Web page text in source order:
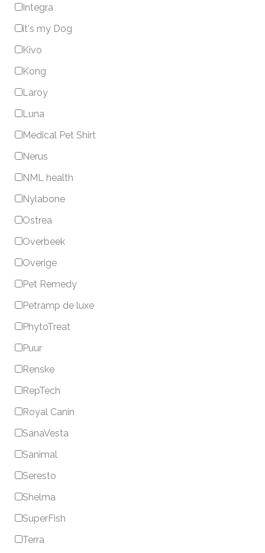
Integra
it's my Dog
Kivo
Kong
Laroy
Luna
Medical Pet Shirt
Nerus
NML health
Nylabone
Ostrea
Overbeek
Overige
Pet Remedy
Petramp de luxe
PhytoTreat
Puur
Renske
RepTech
Royal Canin
SanaVesta
Sanimal
Seresto
Shelma
SuperFish
Terra